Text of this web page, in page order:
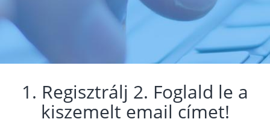
1. Regisztrálj 2. Foglald le a
kiszemelt email címet!